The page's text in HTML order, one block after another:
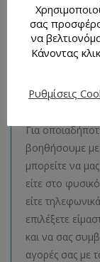
Μπορείτε να
κατηγορίας
Τρόποι
Απορίες
Για
βοηθήσουμε
μπορείτε να
είτε στο
είτε
επιλέξετε
και να σας
αγορές σας με
σας
να
Κάνοντας
Ρυθμίσεις